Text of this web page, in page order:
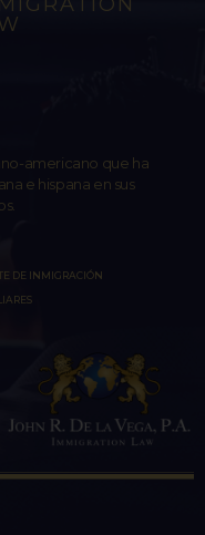
americano que ha
e hispana en sus
DE INMIGRACIÓN